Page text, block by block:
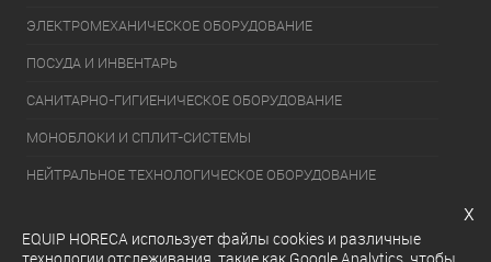
ЭЛЕКТРОМЕХАНИЧЕСКОЕ ОБОРУДОВАНИЕ
ПОСУДА И ИНВЕНТАРЬ
САНИТАРНО-ГИГИЕНИЧЕСКОЕ ОБОРУДОВАНИЕ
МОНОБЛОКИ И СПЛИТ-СИСТЕМЫ
НЕЙТРАЛЬНОЕ ТЕХНОЛОГИЧЕСКОЕ ОБОРУДОВАНИЕ
ХОЛОДИЛЬНОЕ ОБОРУДОВАНИЕ
x
EQUIP HORECA использует файлы cookies и различные